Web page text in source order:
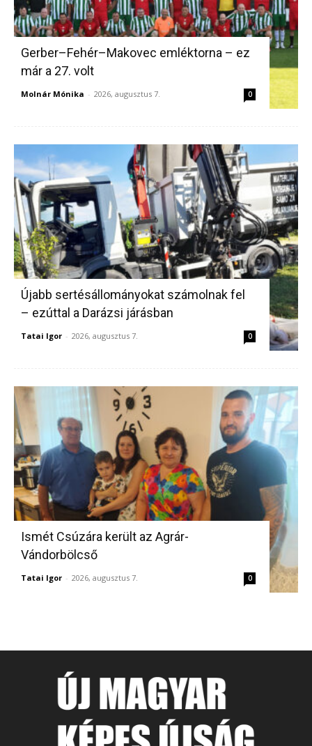
Gerber–Fehér–Makovec emléktorna – ez
már a 27. volt
Molnár Mónika - 2026, augusztus 7. 0
Újabb sertésállományokat számolnak fel
– ezúttal a Darázsi járásban
Tatai Igor - 2026, augusztus 7. 0
Ismét Csúzára került az Agrár-
Vándorbölcső
Tatai Igor - 2026, augusztus 7. 0